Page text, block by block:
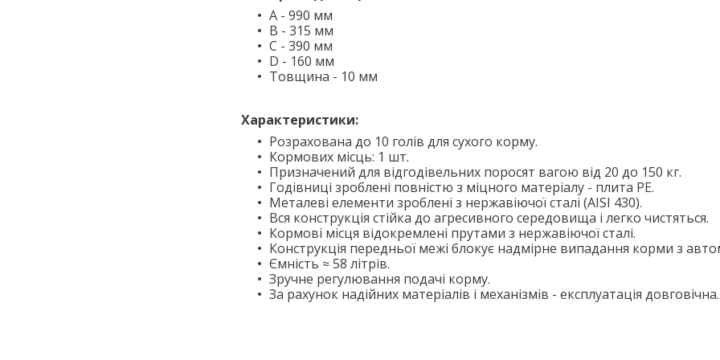
A - 990 мм
B - 315 мм
C - 390 мм
D - 160 мм
Товщина - 10 мм
Характеристики:
Розрахована до 10 голів для сухого корму.
Кормових місць: 1 шт.
Призначений для відгодівельних поросят вагою від 20 до 150 кг.
Годівниці зроблені повністю з міцного матеріалу - плита PE.
Металеві елементи зроблені з нержавіючої сталі (AISI 430).
Вся конструкція стійка до агресивного середовища і легко чистяться.
Кормові місця відокремлені прутами з нержавіючої сталі.
Конструкція передньої межі блокує надмірне випадання корми з
Ємність ≈ 58 літрів.
Зручне регулювання подачі корму.
За рахунок надійних матеріалів і механізмів - експлуатація довговічна.